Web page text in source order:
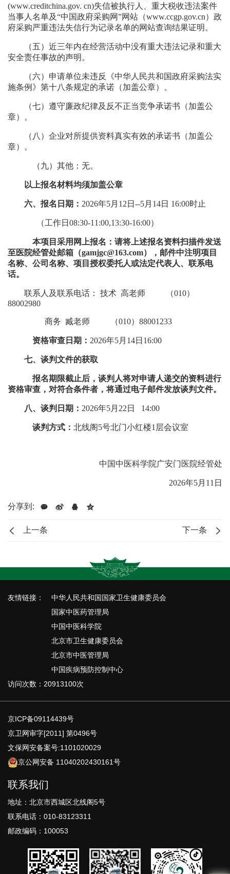
(www.creditchina.gov. cn)失信被执行人、重大税收违法案件
当事人名单及“中国政府采购网”网站（www.ccgp.gov.cn）政
府采购严重违法失信行为记录名单的网站查询结果证明。
（五）近三年内在经营活动中没有重大违法记录和重大
安全责任事故的声明。
（六）申请单位未违反《中华人民共和国政府采购法实
施条例》第十八条规定的承诺（加盖公章）。
（七）遵守廉政纪律及反不正当竞争承诺书（加盖公
章）。
（八）企业对所提供资料真实有效的承诺书（加盖公
章）。
（九）其他：无。
以上报名材料均须加盖公章
六、 报名日期： 2026年5月 12 日 --5月 14日 16:00时止
（工作日 08:30-11:00,13:30-16:00）
本项目采用网上报名：请将上述报名资料扫描件发送
至医院经管处邮箱（gamjgc@163.com），邮件中注明项目
名称、公司名称、项目授权委托人或法定代表人、联系电
话。
联系人及联系电话： 技术 高老师 （010）
88002980
商务 臧老师 （010）88001233
资格审查日期： 2026年5月 14日 16:00
七、谈判文件的获取
报名期限截止后，谈判人将对申请人递交的资料进行
资格审查，对符合条件者，将通过电子邮件发放谈判文件。
八、 谈判日期： 2026年5月 22日 14:00
谈判方式： 北线阁5号北门小红楼1层会议室
中国中医科学院广安门医院经管处
2026年5月 11 日
分享到:
上一条 下一条
友情链接：
中华人民共和国国家卫生健康委员会
国家中医药管理局
中国中医科学院
北京市卫生健康委员会
北京市中医管理局
中国疾病预防控制中心
访问次数：20913100次
京ICP备09114439号
京卫网审字[2011] 第0496号
文保网安备案号:1101020029
京公网安备 11040202430161号
联系我们
地址：北京市西城区北线阁5号
联系电话：010-83123311
邮政编码：100053